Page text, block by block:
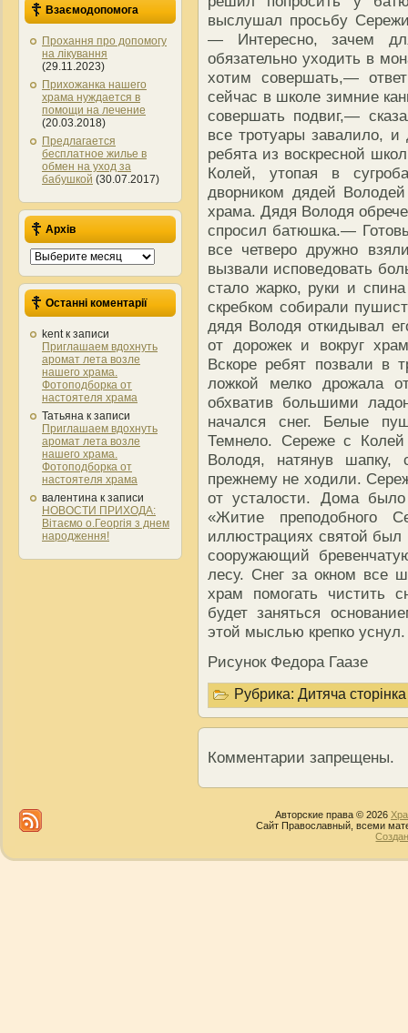
Взаємодопомога
Прохання про допомогу
на лікування
(29.11.2023)
Прихожанка нашего
храма нуждается в
помощи на лечение
(20.03.2018)
Предлагается
бесплатное жилье в
обмен на уход за
бабушкой (30.07.2017)
Архів
Архів
Останні коментарії
kentк записи
Приглашаем вдохнуть
аромат лета возле
нашего храма.
Фотоподборка от
настоятеля храма
Татьяна к записи
Приглашаем вдохнуть
аромат лета возле
нашего храма.
Фотоподборка от
настоятеля храма
валентина к записи
НОВОСТИ ПРИХОДА:
Вітаємо о.Георгія з днем
народження!
выслушал просьбу
— Интересно, зачем
обязательно уходить в
хотим совершать,—
сейчас в школе зимние
совершать подвиг,—
все тротуары завалило,
ребята из воскресной
Колей, утопая в
дворником дядей
храма. Дядя Володя
спросил батюшка.—
все четверо дружно
вызвали исповедовать
стало жарко, руки и
скребком собирали
дядя Володя откидывал
от дорожек и вокруг
Вскоре ребят позвали в
ложкой мелко дрожала
обхватив большими
начался снег. Белые
Темнело. Сереже с
Володя, натянув шапку,
прежнему не ходили.
от усталости. Дома
«Житие преподобного
иллюстрациях святой был
сооружающий
лесу. Снег за окном все
храм помогать чистить
будет заняться
этой мыслью крепко уснул.
Рисунок Федора Гаазе
Рубрика: Дитяча сторінка
Комментарии запрещены.
Авторские права © 2026
Сайт Православный, всеми